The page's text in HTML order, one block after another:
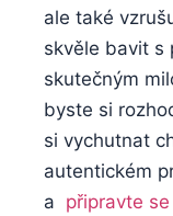
ale‍ také
skvěle bavit ​s⁣
skutečným‍
‌byste si
‌si vychutnat‍
autentickém
a ‍ připravte